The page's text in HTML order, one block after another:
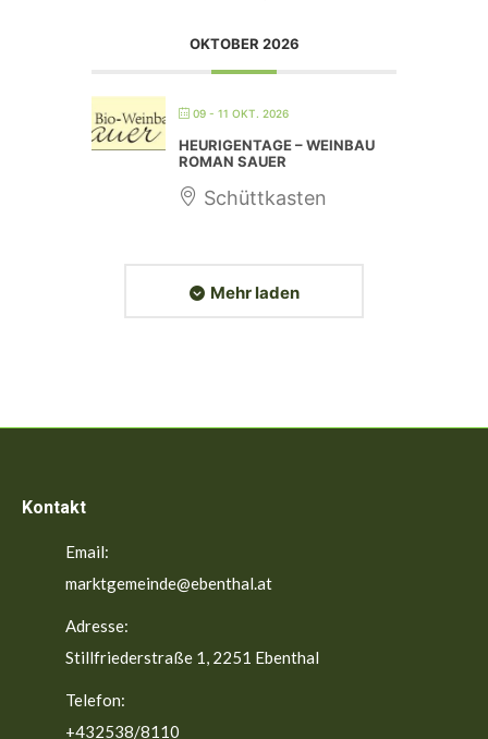
OKTOBER 2026
09 - 11 OKT. 2026
HEURIGENTAGE – WEINBAU
ROMAN SAUER
Schüttkasten
Mehr laden
Kontakt
Email:
marktgemeinde@ebenthal.at
Adresse:
Stillfriederstraße 1, 2251 Ebenthal
Telefon:
+432538/8110